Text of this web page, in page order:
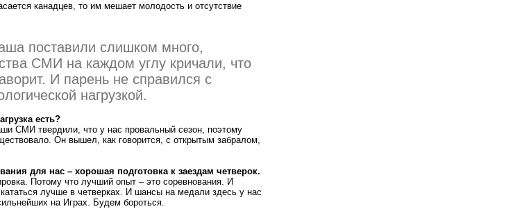
канадцев, то им мешает молодость и отсутствие
поставили слишком много,
СМИ на каждом углу кричали, что
И парень не справился с
нагрузкой.
есть?
СМИ твердили, что у нас провальный сезон, поэтому
Он вышел, как говорится, с открытым забралом,
для нас – хорошая подготовка к заездам четверок.
Потому что лучший опыт – это соревнования. И
лучше в четверках. И шансы на медали здесь у нас
на Играх. Будем бороться.